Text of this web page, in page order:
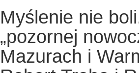
Myślenie nie
„pozornej
Mazurach i